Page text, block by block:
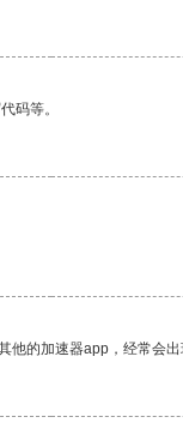
码等。
的加速器app，经常会出